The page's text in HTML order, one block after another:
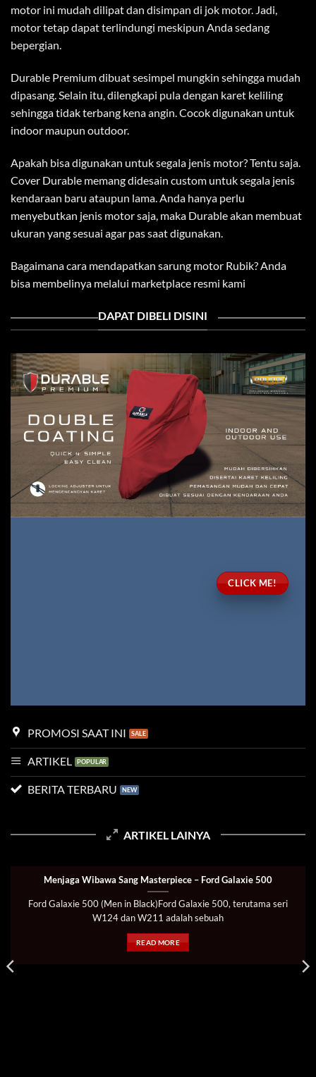
motor ini mudah dilipat dan disimpan di jok motor. Jadi,
motor tetap dapat terlindungi meskipun Anda sedang
bepergian.
Durable Premium dibuat sesimpel mungkin sehingga mudah
dipasang. Selain itu, dilengkapi pula dengan karet keliling
sehingga tidak terbang kena angin. Cocok digunakan untuk
indoor maupun outdoor.
Apakah bisa digunakan untuk segala jenis motor? Tentu saja.
Cover Durable memang didesain custom untuk segala jenis
kendaraan baru ataupun lama. Anda hanya perlu
menyebutkan jenis motor saja, maka Durable akan membuat
ukuran yang sesuai agar pas saat digunakan.
Bagaimana cara mendapatkan sarung motor Rubik? Anda
bisa membelinya melalui marketplace resmi kami
DAPAT DIBELI DISINI
CLICK ME!
PROMOSI SAAT INI
ARTIKEL
BERITA TERBARU
ARTIKEL LAINYA
Menjaga Wibawa Sang Masterpiece – Ford Galaxie 500
Ford Galaxie 500 (Men in Black)Ford Galaxie 500, terutama seri
W124 dan W211 adalah sebuah
READ MORE